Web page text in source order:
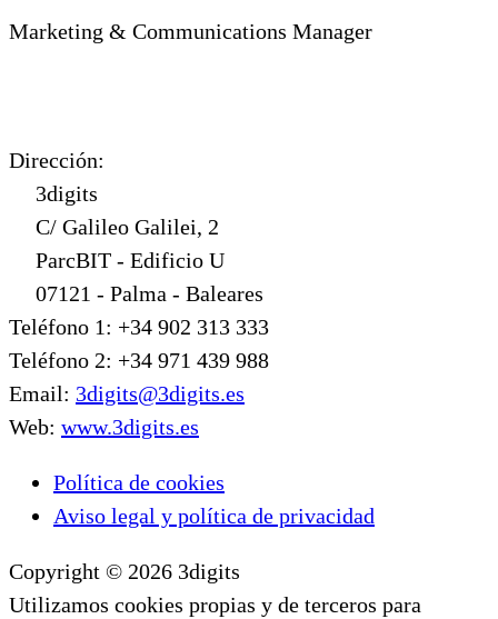
Marketing & Communications Manager
Dirección:
3digits
C/ Galileo Galilei, 2
ParcBIT - Edificio U
07121 - Palma - Baleares
Teléfono 1: +34 902 313 333
Teléfono 2: +34 971 439 988
Email: 3digits@3digits.es
Web: www.3digits.es
Política de cookies
Aviso legal y política de privacidad
Copyright © 2026 3digits
Utilizamos cookies propias y de terceros para